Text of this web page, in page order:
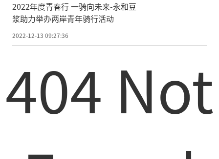
2022年度青春行 一骑向未来-永和豆
浆助力举办两岸青年骑行活动
2022-12-13 09:27:36
404 Not